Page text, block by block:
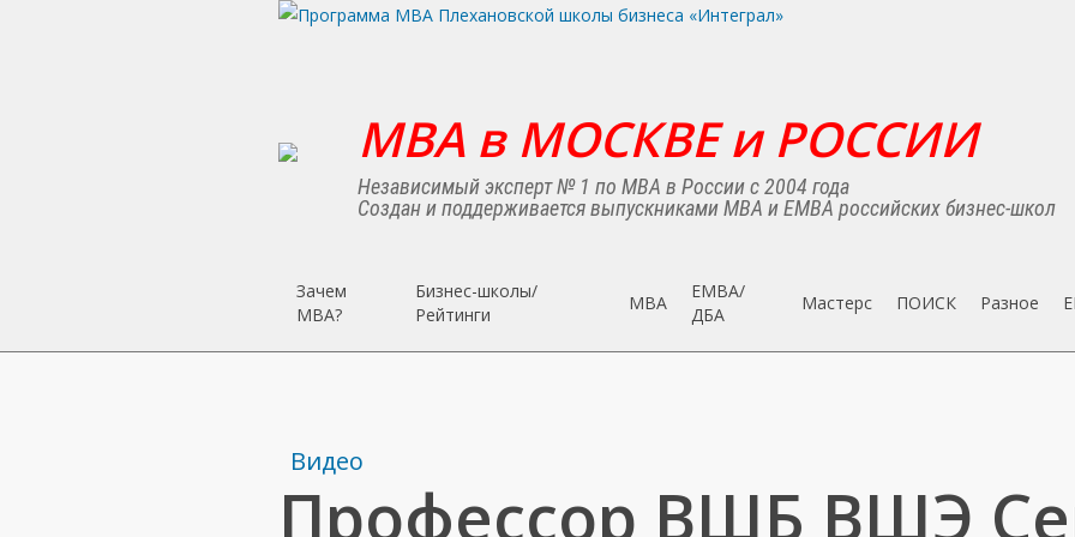
MBA в МОСКВЕ и РОССИИ
Независимый эксперт № 1 по MBA в России с 2004 года
Создан и поддерживается выпускниками MBA и EMBA российских бизнес-школ
Зачем
MBA?
Бизнес-школы/
Рейтинги
MBA
EMBA/
ДБA
Мастерс ПОИСК Разное
Видео
Профессор ВШБ ВШЭ